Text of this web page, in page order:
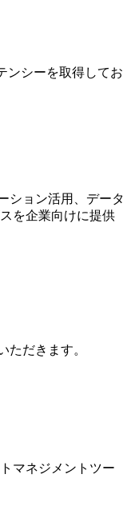
ンシーを取得してお
ション活用、データ
を企業向けに提供
だきます。
マネジメントツー